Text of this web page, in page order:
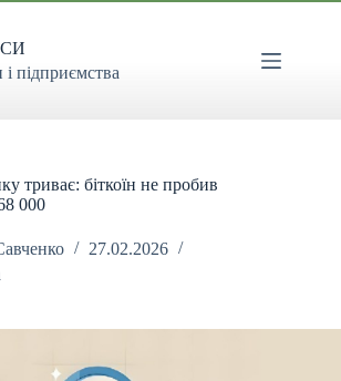
підприємства
триває: біткоїн не пробив
000
27.02.2026